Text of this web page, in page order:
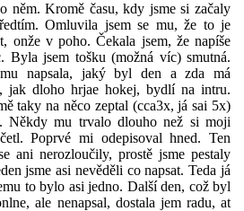
něm. Kromě času, kdy jsme si začaly
Omluvila jsem se mu, že to je
onže v poho. Čekala jsem, že napíše
Byla jsem tošku (možná víc) smutná.
napsala, jaký byl den a zda má
jak dloho hrjae hokej, bydlí na intru.
taky na něco zeptal (cca3x, já sai 5x)
Někdy mu trvalo dlouho než si moji
Poprvé mi odepisoval hned. Ten
ani nerozloučily, prostě jsme pestaly
jsme asi nevěděli co napsat. Teda já
to bylo asi jedno. Další den, což byl
ale nenapsal, dostala jem radu, at